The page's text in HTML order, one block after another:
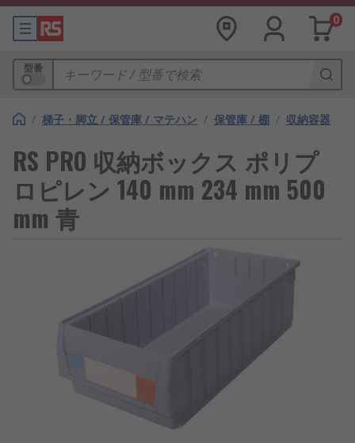
0
型番
/ 梯子・脚立 / 保管庫 / マテハン / 保管庫 / 棚 / 収納容器
RS PRO 収納ボックス ポリプ
ロピレン 140 mm 234 mm 500
mm 青